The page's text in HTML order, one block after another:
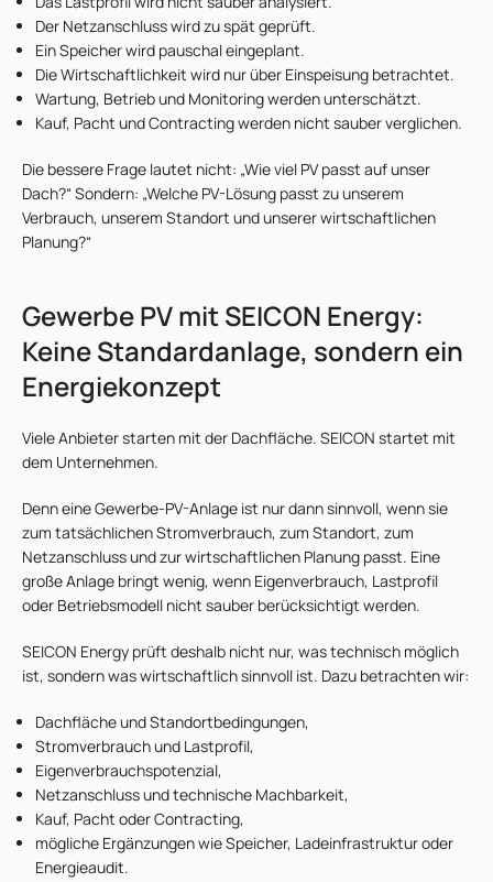
Der Netzanschluss wird zu spät geprüft.
Ein Speicher wird pauschal eingeplant.
Die Wirtschaftlichkeit wird nur über Einspeisung betrachtet.
Wartung, Betrieb und Monitoring werden unterschätzt.
Kauf, Pacht und Contracting werden nicht sauber verglichen.
Die bessere Frage lautet nicht: „Wie viel PV passt auf unser
Dach?“ Sondern: „Welche PV-Lösung passt zu unserem
Verbrauch, unserem Standort und unserer wirtschaftlichen
Planung?“
Gewerbe PV mit SEICON Energy:
Keine Standardanlage, sondern ein
Energiekonzept
Viele Anbieter starten mit der Dachfläche. SEICON startet mit
dem Unternehmen.
Denn eine Gewerbe-PV-Anlage ist nur dann sinnvoll, wenn sie
zum tatsächlichen Stromverbrauch, zum Standort, zum
Netzanschluss und zur wirtschaftlichen Planung passt. Eine
große Anlage bringt wenig, wenn Eigenverbrauch, Lastprofil
oder Betriebsmodell nicht sauber berücksichtigt werden.
SEICON Energy prüft deshalb nicht nur, was technisch möglich
ist, sondern was wirtschaftlich sinnvoll ist. Dazu betrachten wir:
Dachfläche und Standortbedingungen,
Stromverbrauch und Lastprofil,
Eigenverbrauchspotenzial,
Netzanschluss und technische Machbarkeit,
Kauf, Pacht oder Contracting,
mögliche Ergänzungen wie Speicher, Ladeinfrastruktur oder
Energieaudit.